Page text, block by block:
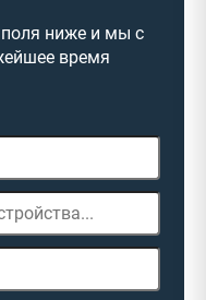
поля ниже и мы с
время